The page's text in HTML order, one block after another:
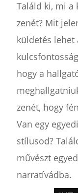
Találd ki, mi a
zenét? Mit
küldetés lehet
hogy a
zenét, hogy
Van egy
stílusod?
művészt
narratívádba.